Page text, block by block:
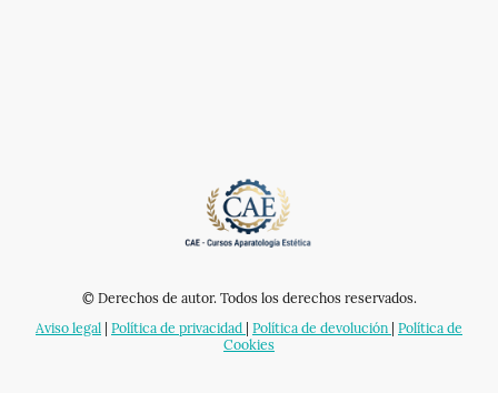
© Derechos de autor. Todos los derechos reservados.
Aviso legal
Política de privacidad Política de devolución Política de
Cookies